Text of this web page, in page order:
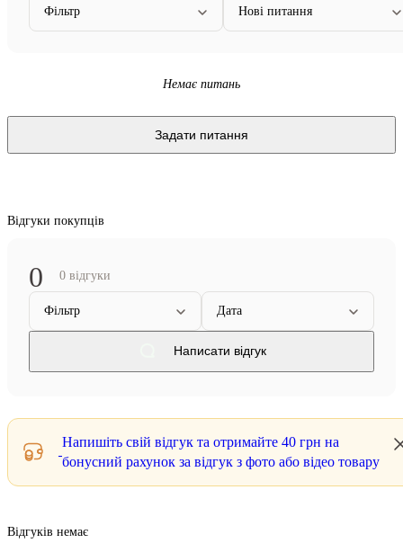
Фільтр Нові питання
Немає питань
Задати питання
Відгуки покупців
0 0 відгуки
Фільтр Дата
Написати відгук
Напишіть свій відгук та отримайте 40 грн на
бонусний рахунок за відгук з фото або відео товару
Відгуків немає